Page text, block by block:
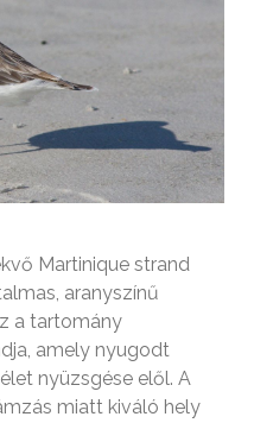
Martinique strand
aranyszínű
a tartomány
amely nyugodt
nyüzsgése elől. A
miatt kiváló hely